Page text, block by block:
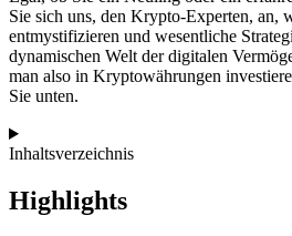
Sie sich uns, den Krypto-Experten, an,
entmystifizieren und wesentliche
dynamischen Welt der digitalen
man also in Kryptowährungen
Sie unten.
Inhaltsverzeichnis
Highlights